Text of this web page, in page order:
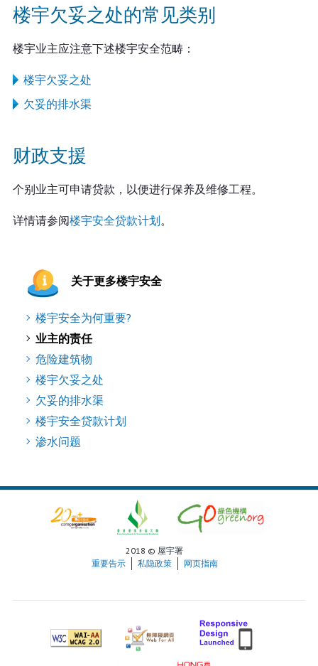
楼宇欠妥之处的常见类别
楼宇业主应注意下述楼宇安全范畴：
楼宇欠妥之处
欠妥的排水渠
财政支援
个别业主可申请贷款，以便进行保养及维修工程。
详情请参阅楼宇安全贷款计划。
关于更多楼宇安全
楼宇安全为何重要?
业主的责任
危险建筑物
楼宇欠妥之处
欠妥的排水渠
楼宇安全贷款计划
渗水问题
2018 © 屋宇署
重要告示
私隐政策 网页指南